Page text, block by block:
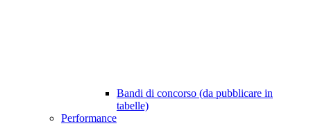
Bandi di concorso (da pubblicare in
tabelle)
Performance